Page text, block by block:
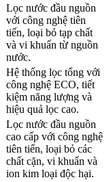
Lọc nước đầu nguồn
với công nghệ tiên
tiến, loại bỏ tạp chất
và vi khuẩn từ nguồn
nước.
Hệ thống lọc tổng với
công nghệ ECO, tiết
kiệm năng lượng và
hiệu quả lọc cao.
Lọc nước đầu nguồn
cao cấp với công nghệ
tiên tiến, loại bỏ các
chất cặn, vi khuẩn và
ion kim loại độc hại.